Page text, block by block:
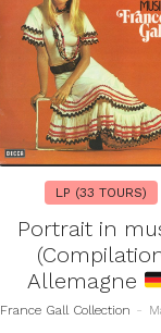
LP (33 TOURS)
Portrait in
Allemagne
France Gall Collection -